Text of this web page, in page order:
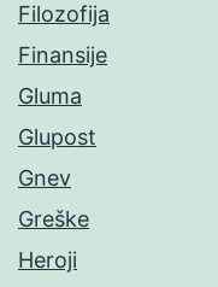
Filozofija
Finansije
Gluma
Glupost
Gnev
Greške
Heroji